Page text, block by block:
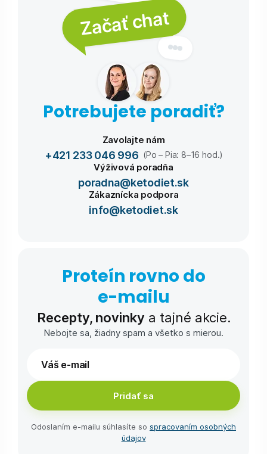
Začať chat
Potrebujete poradiť?
Zavolajte nám
+421 233 046 996 (Po – Pia: 8–16 hod.)
Výživová poradňa
poradna@ketodiet.sk
Zákaznícka podpora
info@ketodiet.sk
Proteín rovno do
e-⁠mailu
Recepty, novinky a tajné akcie.
Nebojte sa, žiadny spam a všetko s mierou.
Pridať sa
Odoslaním e-⁠mailu súhlasíte so spracovaním osobných
údajov